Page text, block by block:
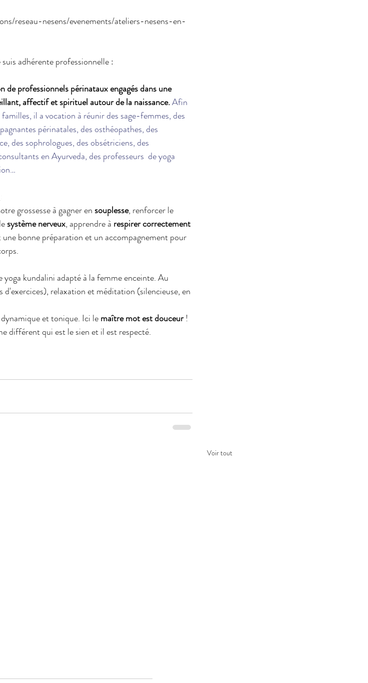
reseau-nesens/evenements/ateliers-nesens-en-
adhérente professionnelle :
de professionnels périnataux engagés dans une
affectif et spirituel autour de la naissance. Afin
il a vocation à réunir des sage-femmes, des
périnatales, des osthéopathes, des
des sophrologues, des obsétriciens, des
en Ayurveda, des professeurs  de yoga
grossesse à gagner en souplesse, renforcer le
système nerveux, apprendre à respirer correctement
bonne préparation et un accompagnement pour
yoga kundalini adapté à la femme enceinte. Au
d'exercices), relaxation et méditation (silencieuse, en
et tonique. Ici le maître mot est douceur !
différent qui est le sien et il est respecté.
Voir tout